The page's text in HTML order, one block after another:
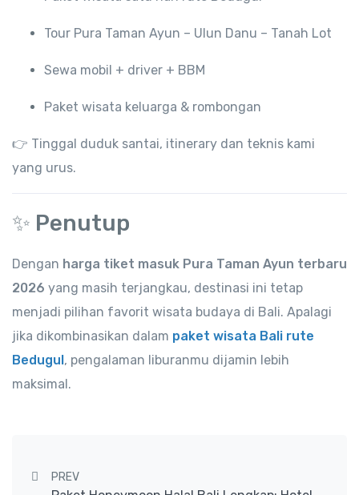
Tour Pura Taman Ayun – Ulun Danu – Tanah Lot
Sewa mobil + driver + BBM
Paket wisata keluarga & rombongan
👉 Tinggal duduk santai, itinerary dan teknis kami
yang urus.
✨ Penutup
Dengan harga tiket masuk Pura Taman Ayun terbaru
2026 yang masih terjangkau, destinasi ini tetap
menjadi pilihan favorit wisata budaya di Bali. Apalagi
jika dikombinasikan dalam paket wisata Bali rute
Bedugul, pengalaman liburanmu dijamin lebih
maksimal.
Post navigation
PREV